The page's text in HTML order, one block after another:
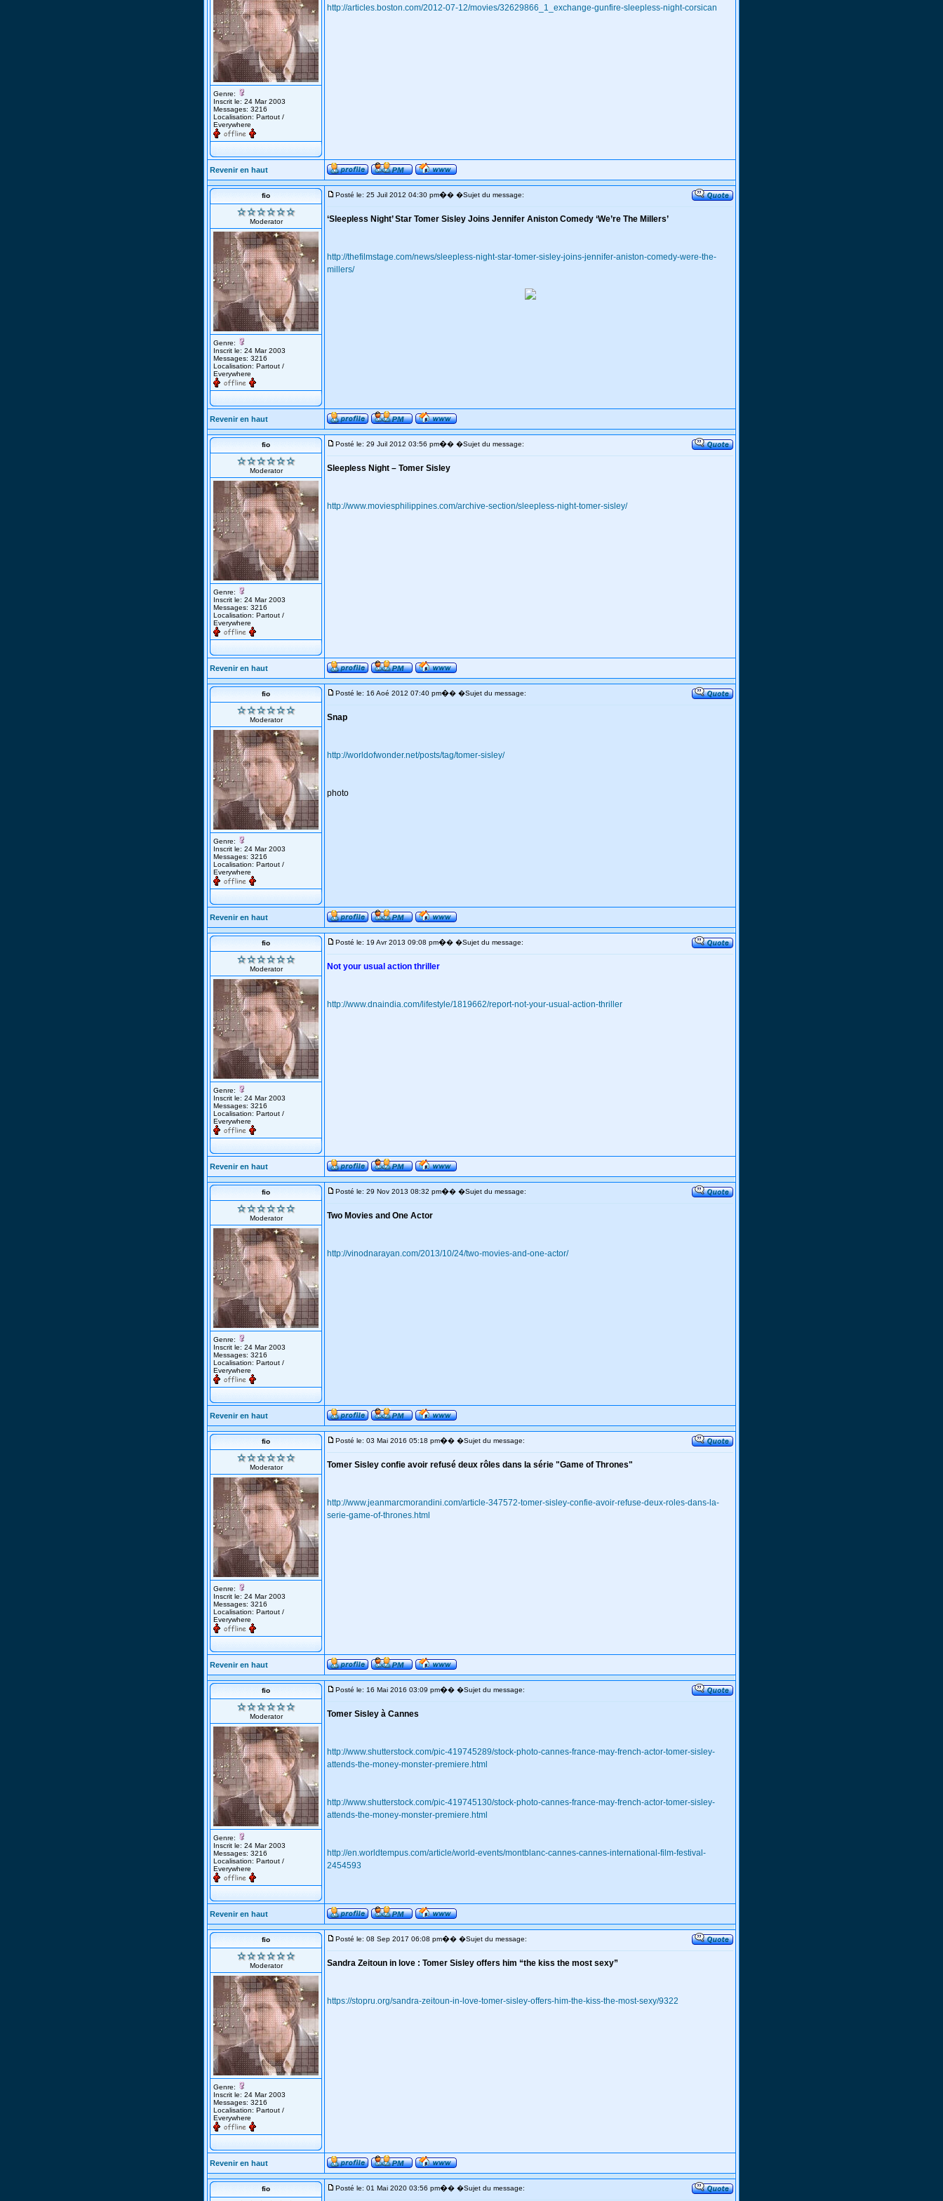
Genre:
Inscrit le: 24 Mar 2003
Messages: 3216
Localisation: Partout /
Everywhere
http://articles.boston.com/2012-07-12/movies/32629866_1_exchange-gunfire-sleepless-night-corsican
Revenir en haut
fio
Moderator
Genre:
Inscrit le: 24 Mar 2003
Messages: 3216
Localisation: Partout /
Everywhere
Posté le: 25 Juil 2012 04:30 pm�� �Sujet du message:
‘Sleepless Night’ Star Tomer Sisley Joins Jennifer Aniston Comedy ‘We’re The Millers’
http://thefilmstage.com/news/sleepless-night-star-tomer-sisley-joins-jennifer-aniston-comedy-were-the-
millers/
Revenir en haut
fio
Moderator
Genre:
Inscrit le: 24 Mar 2003
Messages: 3216
Localisation: Partout /
Everywhere
Posté le: 29 Juil 2012 03:56 pm�� �Sujet du message:
Sleepless Night – Tomer Sisley
http://www.moviesphilippines.com/archive-section/sleepless-night-tomer-sisley/
Revenir en haut
fio
Moderator
Genre:
Inscrit le: 24 Mar 2003
Messages: 3216
Localisation: Partout /
Everywhere
Posté le: 16 Aoé 2012 07:40 pm�� �Sujet du message:
Snap
http://worldofwonder.net/posts/tag/tomer-sisley/
photo
Revenir en haut
fio
Moderator
Genre:
Inscrit le: 24 Mar 2003
Messages: 3216
Localisation: Partout /
Everywhere
Posté le: 19 Avr 2013 09:08 pm�� �Sujet du message:
Not your usual action thriller
http://www.dnaindia.com/lifestyle/1819662/report-not-your-usual-action-thriller
Revenir en haut
fio
Moderator
Genre:
Inscrit le: 24 Mar 2003
Messages: 3216
Localisation: Partout /
Everywhere
Posté le: 29 Nov 2013 08:32 pm�� �Sujet du message:
Two Movies and One Actor
http://vinodnarayan.com/2013/10/24/two-movies-and-one-actor/
Revenir en haut
fio
Moderator
Genre:
Inscrit le: 24 Mar 2003
Messages: 3216
Localisation: Partout /
Everywhere
Posté le: 03 Mai 2016 05:18 pm�� �Sujet du message:
Tomer Sisley confie avoir refusé deux rôles dans la série "Game of Thrones"
http://www.jeanmarcmorandini.com/article-347572-tomer-sisley-confie-avoir-refuse-deux-roles-dans-la-
serie-game-of-thrones.html
Revenir en haut
fio
Moderator
Genre:
Inscrit le: 24 Mar 2003
Messages: 3216
Localisation: Partout /
Everywhere
Posté le: 16 Mai 2016 03:09 pm�� �Sujet du message:
Tomer Sisley à Cannes
http://www.shutterstock.com/pic-419745289/stock-photo-cannes-france-may-french-actor-tomer-sisley-
attends-the-money-monster-premiere.html
http://www.shutterstock.com/pic-419745130/stock-photo-cannes-france-may-french-actor-tomer-sisley-
attends-the-money-monster-premiere.html
http://en.worldtempus.com/article/world-events/montblanc-cannes-cannes-international-film-festival-
2454593
Revenir en haut
fio
Moderator
Genre:
Inscrit le: 24 Mar 2003
Messages: 3216
Localisation: Partout /
Everywhere
Posté le: 08 Sep 2017 06:08 pm�� �Sujet du message:
Sandra Zeitoun in love : Tomer Sisley offers him “the kiss the most sexy”
https://stopru.org/sandra-zeitoun-in-love-tomer-sisley-offers-him-the-kiss-the-most-sexy/9322
Revenir en haut
fio Posté le: 01 Mai 2020 03:56 pm�� �Sujet du message: